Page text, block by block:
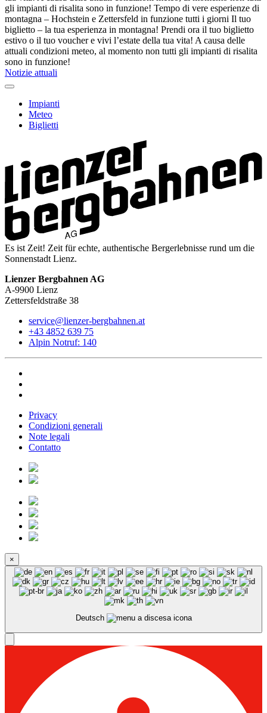
gli impianti di risalita sono in funzione! Tempo di vere esperienze di
montagna – Hochstein e Zettersfeld in funzione tutti i giorni Il tuo
biglietto – la tua esperienza in montagna! Prendi ora il tuo biglietto
estivo o il tuo voucher e vivi l’estate della tua vita! A causa delle
attuali condizioni meteo, al momento non tutti gli impianti di risalita
sono in funzione!
Notizie attuali
Impianti
Meteo
Biglietti
Es ist Zeit! Zeit für echte, authentische Bergerlebnisse rund um die
Sonnenstadt Lienz.
Lienzer Bergbahnen AG
A-9900 Lienz
Zettersfeldstraße 38
service@lienzer-bergbahnen.at
+43 4852 639 75
Alpin Notruf: 140
Privacy
Condizioni generali
Note legali
Contatto
×
Deutsch